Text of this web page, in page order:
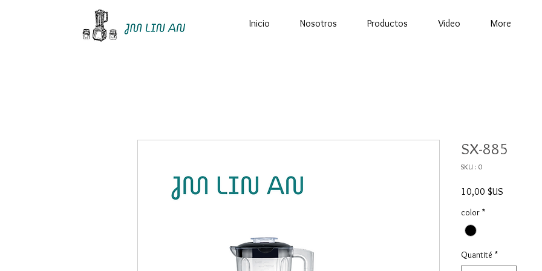
Inicio Nosotros Productos Video More
SX-885
SKU : 0
10,00 $US
color *
Quantité *